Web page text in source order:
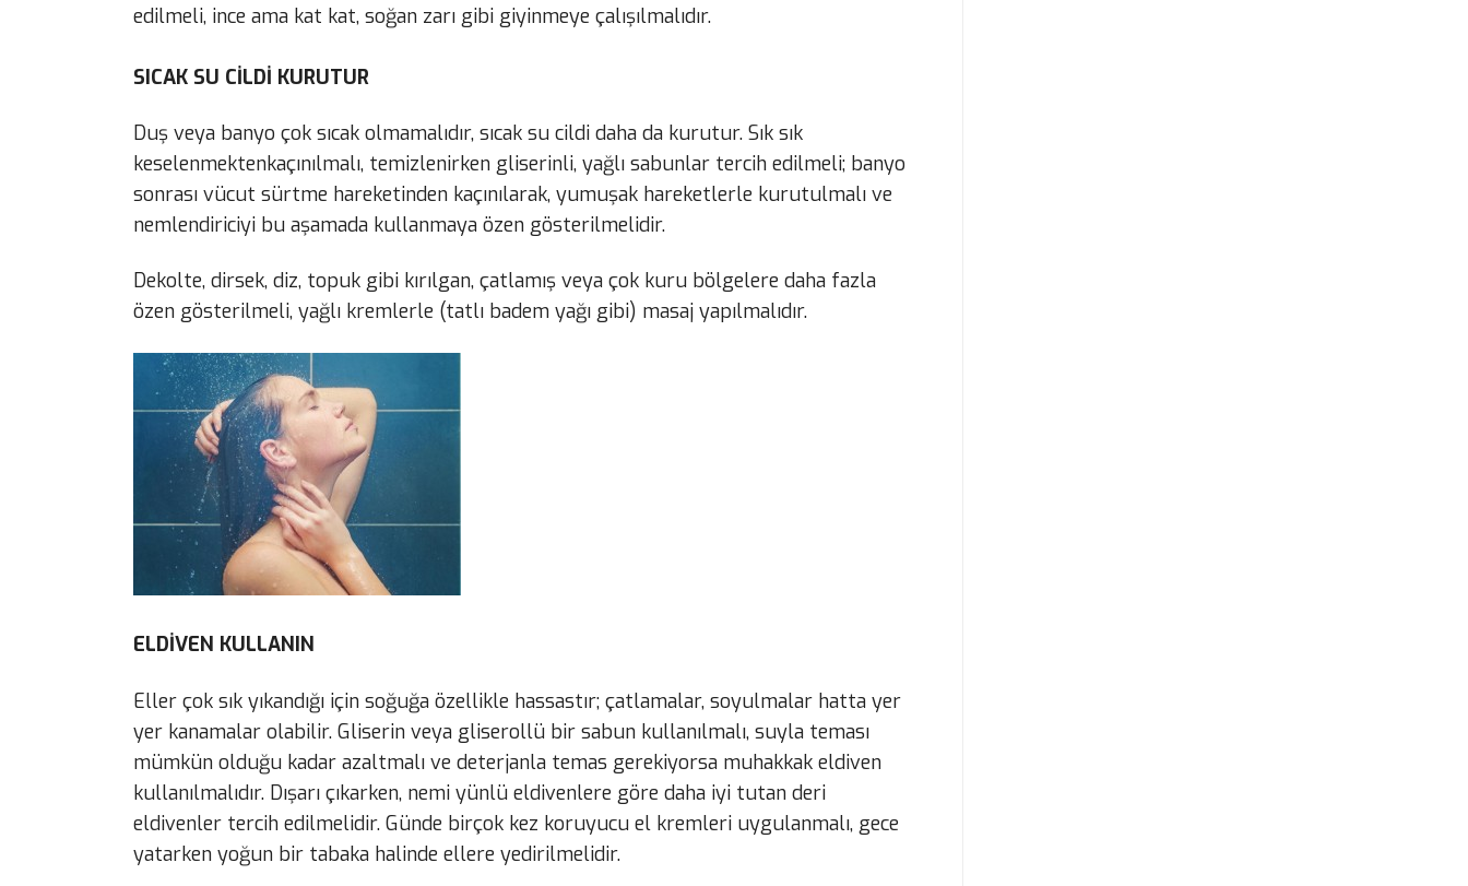
edilmeli, ince ama kat kat, soğan zarı gibi giyinmeye çalışılmalıdır.
SICAK SU CİLDİ KURUTUR
Duş veya banyo çok sıcak olmamalıdır, sıcak su cildi daha da kurutur. Sık sık
keselenmektenkaçınılmalı, temizlenirken gliserinli, yağlı sabunlar tercih edilmeli; banyo
sonrası vücut sürtme hareketinden kaçınılarak, yumuşak hareketlerle kurutulmalı ve
nemlendiriciyi bu aşamada kullanmaya özen gösterilmelidir.
Dekolte, dirsek, diz, topuk gibi kırılgan, çatlamış veya çok kuru bölgelere daha fazla
özen gösterilmeli, yağlı kremlerle (tatlı badem yağı gibi) masaj yapılmalıdır.
ELDİVEN KULLANIN
Eller çok sık yıkandığı için soğuğa özellikle hassastır; çatlamalar, soyulmalar hatta yer
yer kanamalar olabilir. Gliserin veya gliserollü bir sabun kullanılmalı, suyla teması
mümkün olduğu kadar azaltmalı ve deterjanla temas gerekiyorsa muhakkak eldiven
kullanılmalıdır. Dışarı çıkarken, nemi yünlü eldivenlere göre daha iyi tutan deri
eldivenler tercih edilmelidir. Günde birçok kez koruyucu el kremleri uygulanmalı, gece
yatarken yoğun bir tabaka halinde ellere yedirilmelidir.